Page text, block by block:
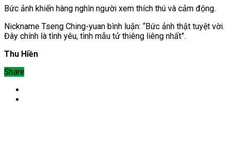
Bức ảnh khiến hàng nghìn người xem thích thú và cảm động.
Nickname Tseng Ching-yuan bình luận: “Bức ảnh thật tuyệt vời.
Đây chính là tình yêu, tình mẫu tử thiêng liêng nhất”.
Thu Hiền
Share